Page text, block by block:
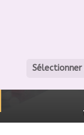
Sélectionner
LES